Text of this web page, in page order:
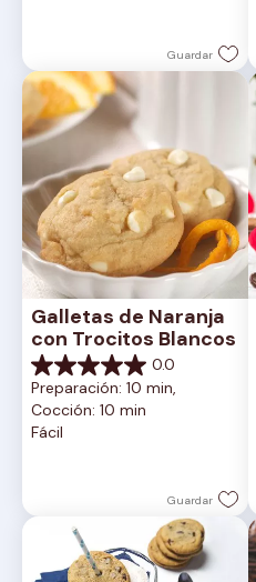
Guardar
Galletas de Naranja
con Trocitos Blancos
0.0
0.0
de
5
estrellas.
Preparación: 10 min,
Cocción: 10 min
Fácil
Guardar